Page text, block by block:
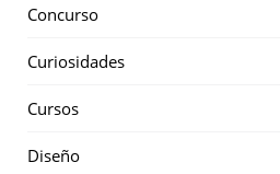
Concurso
Curiosidades
Cursos
Diseño